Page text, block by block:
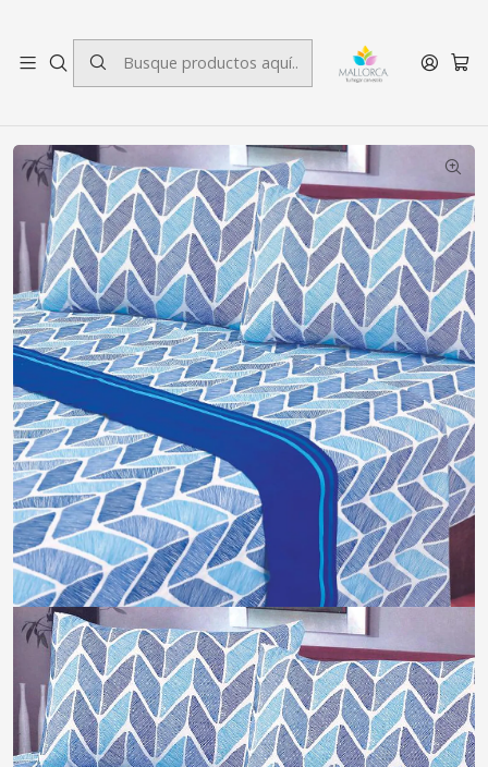
Inicio Dormitorio Sábanas King
Juego de Sábanas 144 Hilos King Indianapolis Blue